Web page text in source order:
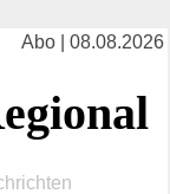
Abo | 08.08.2026